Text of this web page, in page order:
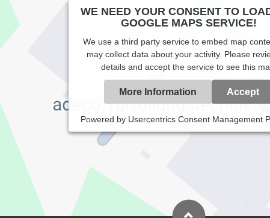
WE NEED YOUR CONSENT TO
GOOGLE MAPS SERVICE!
We use a third party service to embed map
may collect data about your activity. Please
details and accept the service to see this
More Information Accept
Powered by Usercentrics Consent Management